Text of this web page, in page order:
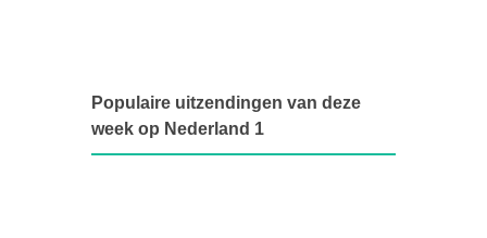
Populaire uitzendingen van deze
week op Nederland 1